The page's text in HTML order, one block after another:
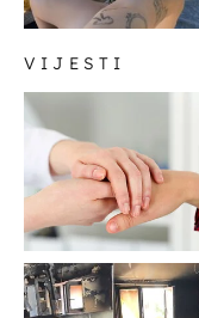
VIJESTI